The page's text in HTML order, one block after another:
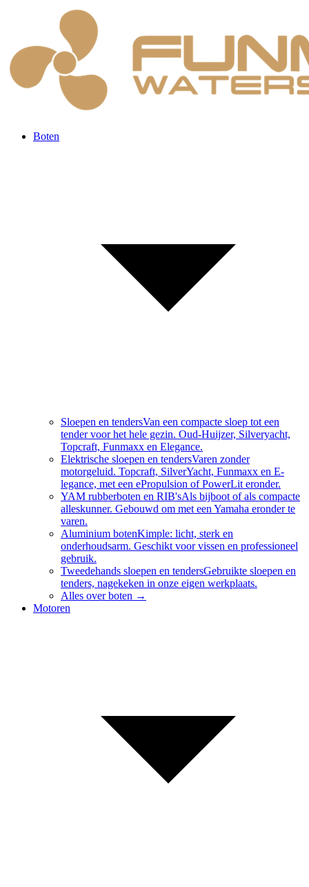
Boten
Sloepen en tendersVan een compacte sloep tot een
tender voor het hele gezin. Oud-Huijzer, Silveryacht,
Topcraft, Funmaxx en Elegance.
Elektrische sloepen en tendersVaren zonder
motorgeluid. Topcraft, SilverYacht, Funmaxx en E-
legance, met een ePropulsion of PowerLit eronder.
YAM rubberboten en RIB'sAls bijboot of als compacte
alleskunner. Gebouwd om met een Yamaha eronder te
varen.
Aluminium botenKimple: licht, sterk en
onderhoudsarm. Geschikt voor vissen en professioneel
gebruik.
Tweedehands sloepen en tendersGebruikte sloepen en
tenders, nagekeken in onze eigen werkplaats.
Alles overboten →
Motoren